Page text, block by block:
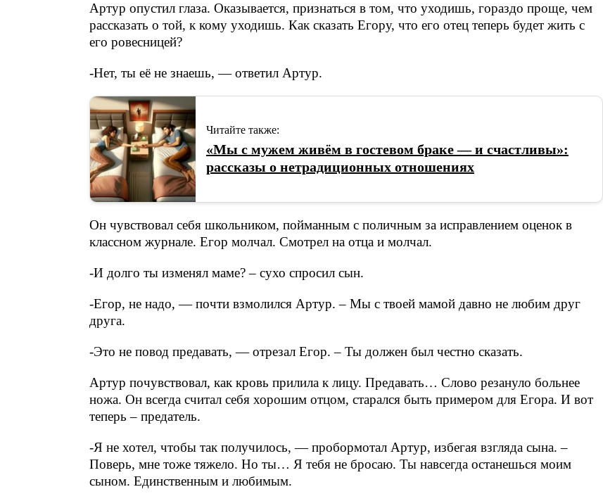
Артур опустил глаза. Оказывается, признаться в том, что уходишь, гораздо проще, чем
рассказать о той, к кому уходишь. Как сказать Егору, что его отец теперь будет жить с
его ровесницей?
-Нет, ты её не знаешь, — ответил Артур.
Читайте также:
«Мы с мужем живём в гостевом браке — и счастливы»:
рассказы о нетрадиционных отношениях
Он чувствовал себя школьником, пойманным с поличным за исправлением оценок в
классном журнале. Егор молчал. Смотрел на отца и молчал.
-И долго ты изменял маме? – сухо спросил сын.
-Егор, не надо, — почти взмолился Артур. – Мы с твоей мамой давно не любим друг
друга.
-Это не повод предавать, — отрезал Егор. – Ты должен был честно сказать.
Артур почувствовал, как кровь прилила к лицу. Предавать… Слово резануло больнее
ножа. Он всегда считал себя хорошим отцом, старался быть примером для Егора. И вот
теперь – предатель.
-Я не хотел, чтобы так получилось, — пробормотал Артур, избегая взгляда сына. –
Поверь, мне тоже тяжело. Но ты… Я тебя не бросаю. Ты навсегда останешься моим
сыном. Единственным и любимым.